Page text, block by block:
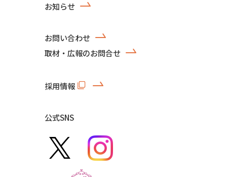
お知らせ
お問い合わせ
取材・広報のお問合せ
採用情報
公式SNS